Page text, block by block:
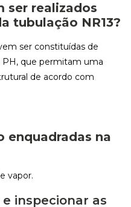
ser realizados
tubulação NR13?
ser constituídas de
PH, que permitam uma
de acordo com
enquadradas na
vapor.
inspecionar as